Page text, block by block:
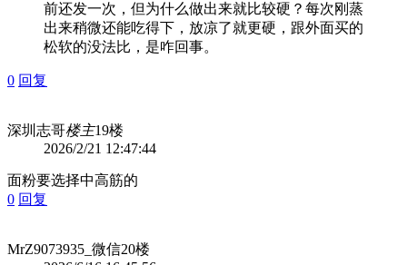
前还发一次，但为什么做出来就比较硬？每次刚蒸
出来稍微还能吃得下，放凉了就更硬，跟外面买的
松软的没法比，是咋回事。
0 回复
深圳志哥楼主19楼
2026/2/21 12:47:44
面粉要选择中高筋的
0 回复
MrZ9073935_微信20楼